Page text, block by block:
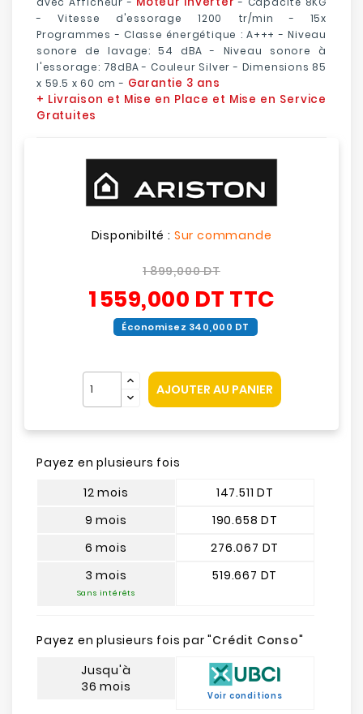
- Vitesse d'essorage 1200 tr/min - 15x
Programmes - Classe énergétique : A+++ - Niveau
sonore de lavage: 54 dBA - Niveau sonore à
l'essorage: 78dBA - Couleur Silver - Dimensions 85
x 59.5 x 60 cm - Garantie 3 ans
+ Livraison et Mise en Place et Mise en Service
Gratuites
Disponibilté : Sur commande
1 899,000 DT
1 559,000 DT TTC
Économisez 340,000 DT
AJOUTER AU PANIER
Payez en plusieurs fois
12 mois
9 mois
6 mois
3 mois
Sans intérêts
147.511 DT
190.658 DT
276.067 DT
519.667 DT
Payez en plusieurs fois par "Crédit Conso"
Jusqu'à
36 mois
Voir conditions